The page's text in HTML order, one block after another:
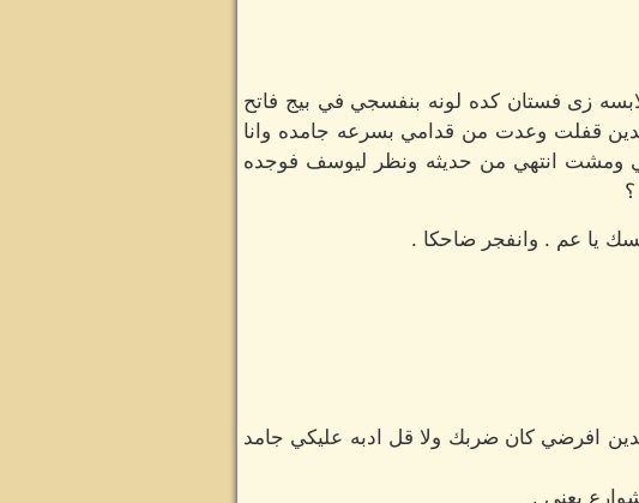
زى فستان كده لونه بنفسجي في بيج فاتح
قفلت وعدت من قدامي بسرعه جامده وانا
ومشت انتهي من حديثه ونظر ليوسف فوجده
يا عم . وانفجر ضاحكا .
افرضي كان ضربك ولا قل ادبه عليكي جامد
يعني .